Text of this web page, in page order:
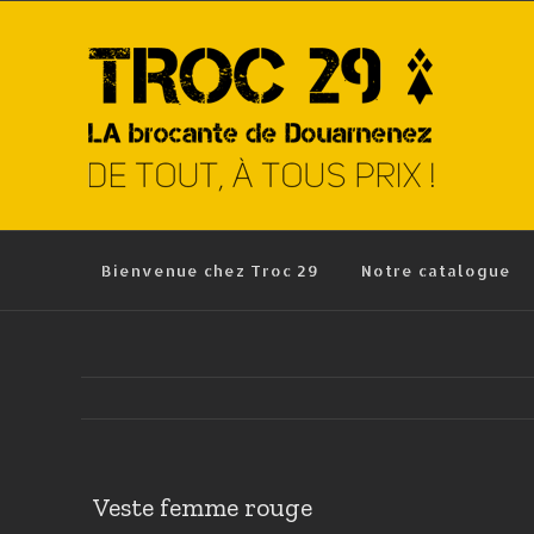
Bienvenue chez Troc 29 Notre catalogue
Veste femme rouge